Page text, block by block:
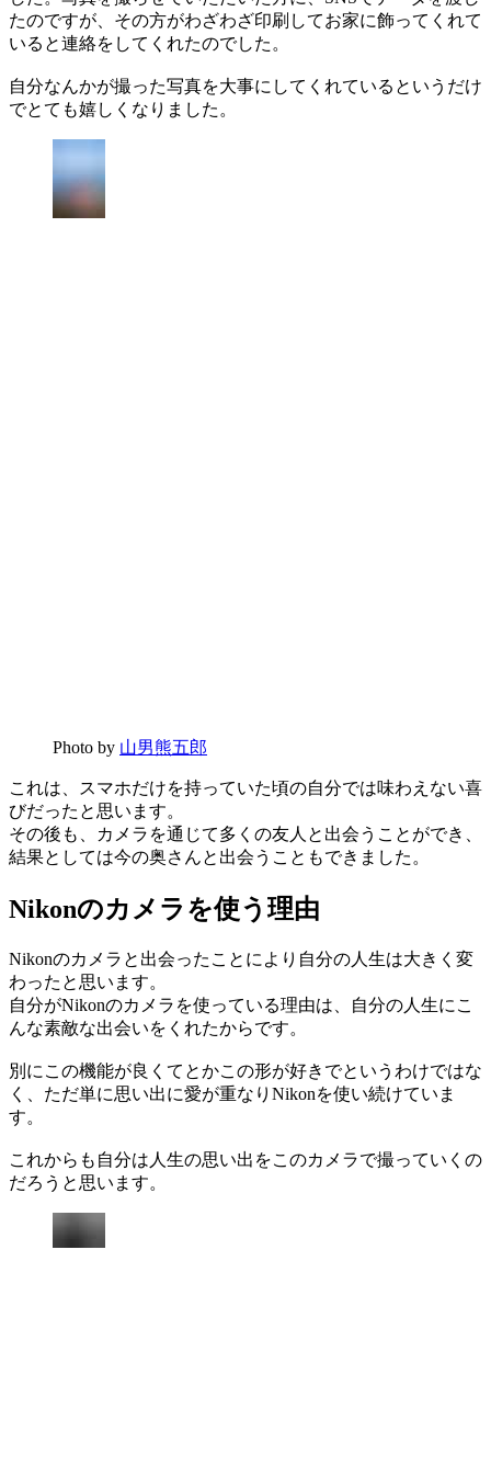
たのですが、その方がわざわざ印刷してお家に飾ってくれて
いると連絡をしてくれたのでした。
自分なんかが撮った写真を大事にしてくれているというだけ
でとても嬉しくなりました。
Photo by 山男熊五郎
これは、スマホだけを持っていた頃の自分では味わえない喜
びだったと思います。
その後も、カメラを通じて多くの友人と出会うことができ、
結果としては今の奥さんと出会うこともできました。
Nikonのカメラを使う理由
Nikonのカメラと出会ったことにより自分の人生は大きく変
わったと思います。
自分がNikonのカメラを使っている理由は、自分の人生にこ
んな素敵な出会いをくれたからです。
別にこの機能が良くてとかこの形が好きでというわけではな
く、ただ単に思い出に愛が重なりNikonを使い続けていま
す。
これからも自分は人生の思い出をこのカメラで撮っていくの
だろうと思います。